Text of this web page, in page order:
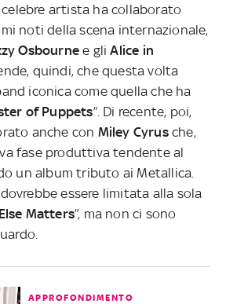
artista ha collaborato
noti della scena internazionale,
Osbournee gliAlice in
quindi, che questa volta
iconica come quella che ha
of Puppets”. Di recente, poi,
anche con Miley Cyrusche,
fase produttiva tendente al
un album tributo ai Metallica.
essere limitata alla sola
Matters”, ma non ci sono
APPROFONDIMENTO